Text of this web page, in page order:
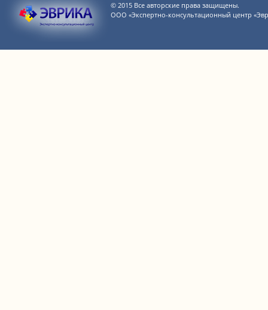
© 2015 Все авторские права защищены.
ООО «Экспертно-консультационный центр